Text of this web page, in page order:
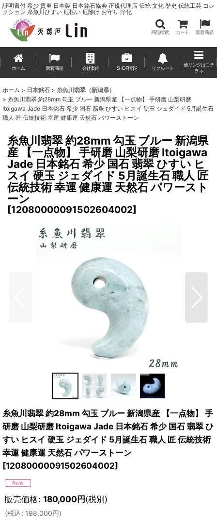
証明書付 希少 貴重 日本製 日本銘石協会 正規代理店 伝統 文化 歴史 伝統工芸 コレ
クション 糸魚川ひすい 厄払い 厄除け お守り 浄化
商品検索 カート 新着商品
ホーム 新着商品 会社案内 SHOP情報 リクルート
他リンクはコチ
ラ→
ホーム > 日本銘石 > 糸魚川翡翠（新潟県）
> 糸魚川翡翠 約28mm 勾玉 ブルー 新潟県産 【一点物】 手研磨 山梨研磨
Itoigawa Jade 日本銘石 希少 国石 翡翠 ひすい ヒスイ 硬玉 ジェダイド 5月誕生石
職人 匠 伝統技術 幸運 健康運 天然石 パワーストーン
糸魚川翡翠 約28mm 勾玉 ブルー 新潟県
産 【一点物】 手研磨 山梨研磨 Itoigawa
Jade 日本銘石 希少 国石 翡翠 ひすい ヒ
スイ 硬玉 ジェダイド 5月誕生石 職人 匠
伝統技術 幸運 健康運 天然石 パワースト
ーン
[12080000091502604002]
糸魚川翡翠 約28mm 勾玉 ブルー 新潟県産 【一点物】 手
研磨 山梨研磨 Itoigawa Jade 日本銘石 希少 国石 翡翠 ひ
すい ヒスイ 硬玉 ジェダイド 5月誕生石 職人 匠 伝統技術
幸運 健康運 天然石 パワーストーン
[12080000091502604002]
販売価格: 180,000円(税別)
(税込: 198,000円)